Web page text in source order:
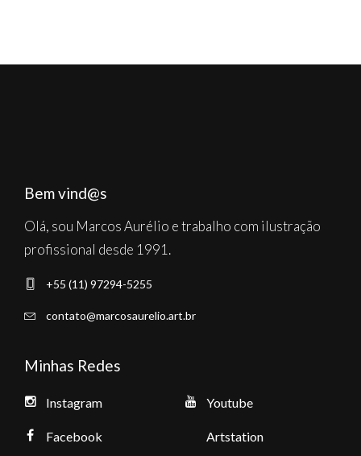
Bem vind@s
Olá, sou Marcos Aurélio e trabalho com ilustração
profissional desde 1991.
+55 (11) 97294-5255
contato@marcosaurelio.art.br
Minhas Redes
Instagram
Facebook
Youtube
Artstation